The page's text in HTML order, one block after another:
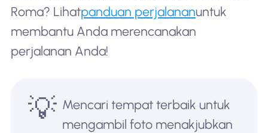
Roma? Lihatpanduan perjalananuntuk
membantu Anda merencanakan
perjalanan Anda!
💡 Mencari tempat terbaik untuk
mengambil foto menakjubkan